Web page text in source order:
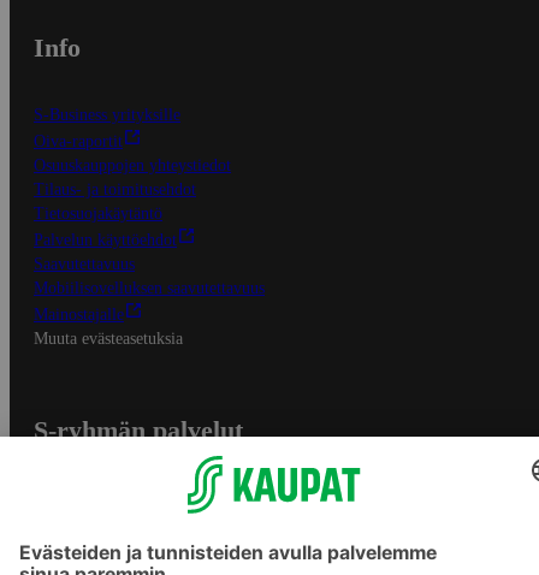
Info
S-Business yrityksille
Oiva-raportit
Osuuskauppojen yhteystiedot
Tilaus- ja toimitusehdot
Tietosuojakäytäntö
Palvelun käyttöehdot
Saavutettavuus
Mobiilisovelluksen saavutettavuus
Mainostajalle
Muuta evästeasetuksia
S-ryhmän palvelut
Yhteishyvä Ruoka -sovellus